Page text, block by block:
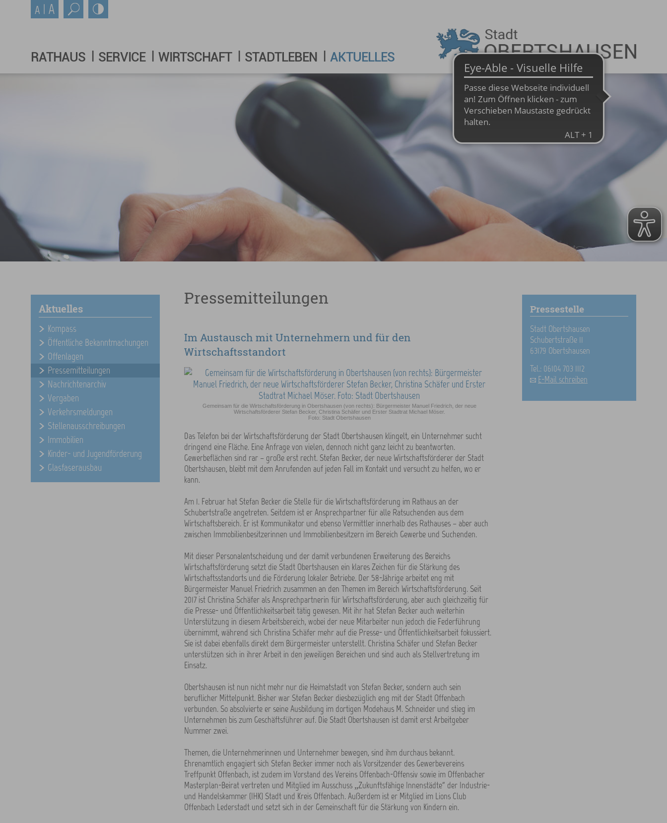
RATHAUS SERVICE WIRTSCHAFT STADTLEBEN AKTUELLES
Aktuelles
Kompass
Öffentliche Bekanntmachungen
Offenlagen
Pressemitteilungen
Nachrichtenarchiv
Vergaben
Verkehrsmeldungen
Stellenausschreibungen
Immobilien
Kinder- und Jugendförderung
Glasfaserausbau
Pressemitteilungen
Im Austausch mit Unternehmern und für den
Wirtschaftsstandort
Gemeinsam für die Wirtschaftsförderung in Obertshausen (von rechts): Bürgermeister Manuel Friedrich, der neue
Wirtschaftsförderer Stefan Becker, Christina Schäfer und Erster Stadtrat Michael Möser.
Foto: Stadt Obertshausen
Das Telefon bei der Wirtschaftsförderung der Stadt Obertshausen klingelt, ein Unternehmer sucht
dringend eine Fläche. Eine Anfrage von vielen, dennoch nicht ganz leicht zu beantworten.
Gewerbeflächen sind rar – große erst recht. Stefan Becker, der neue Wirtschaftsförderer der Stadt
Obertshausen, bleibt mit dem Anrufenden auf jeden Fall im Kontakt und versucht zu helfen, wo er
kann.
Am 1. Februar hat Stefan Becker die Stelle für die Wirtschaftsförderung im Rathaus an der
Schubertstraße angetreten. Seitdem ist er Ansprechpartner für alle Ratsuchenden aus dem
Wirtschaftsbereich. Er ist Kommunikator und ebenso Vermittler innerhalb des Rathauses – aber auch
zwischen Immobilienbesitzerinnen und Immobilienbesitzern im Bereich Gewerbe und Suchenden.
Mit dieser Personalentscheidung und der damit verbundenen Erweiterung des Bereichs
Wirtschaftsförderung setzt die Stadt Obertshausen ein klares Zeichen für die Stärkung des
Wirtschaftsstandorts und die Förderung lokaler Betriebe. Der 58-Jährige arbeitet eng mit
Bürgermeister Manuel Friedrich zusammen an den Themen im Bereich Wirtschaftsförderung. Seit
2017 ist Christina Schäfer als Ansprechpartnerin für Wirtschaftsförderung, aber auch gleichzeitig für
die Presse- und Öffentlichkeitsarbeit tätig gewesen. Mit ihr hat Stefan Becker auch weiterhin
Unterstützung in diesem Arbeitsbereich, wobei der neue Mitarbeiter nun jedoch die Federführung
übernimmt, während sich Christina Schäfer mehr auf die Presse- und Öffentlichkeitsarbeit fokussiert.
Sie ist dabei ebenfalls direkt dem Bürgermeister unterstellt. Christina Schäfer und Stefan Becker
unterstützen sich in ihrer Arbeit in den jeweiligen Bereichen und sind auch als Stellvertretung im
Einsatz.
Obertshausen ist nun nicht mehr nur die Heimatstadt von Stefan Becker, sondern auch sein
beruflicher Mittelpunkt. Bisher war Stefan Becker diesbezüglich eng mit der Stadt Offenbach
verbunden. So absolvierte er seine Ausbildung im dortigen Modehaus M. Schneider und stieg im
Unternehmen bis zum Geschäftsführer auf. Die Stadt Obertshausen ist damit erst Arbeitgeber
Nummer zwei.
Themen, die Unternehmerinnen und Unternehmer bewegen, sind ihm durchaus bekannt.
Ehrenamtlich engagiert sich Stefan Becker immer noch als Vorsitzender des Gewerbevereins
Treffpunkt Offenbach, ist zudem im Vorstand des Vereins Offenbach-Offensiv sowie im Offenbacher
Masterplan-Beirat vertreten und Mitglied im Ausschuss „Zukunftsfähige Innenstädte“ der Industrie-
und Handelskammer (IHK) Stadt und Kreis Offenbach. Außerdem ist er Mitglied im Lions Club
Offenbach Lederstadt und setzt sich in der Gemeinschaft für die Stärkung von Kindern ein.
Pressestelle
Stadt Obertshausen
Schubertstraße 11
63179 Obertshausen
Tel.: 06104 703 1112
E-Mail schreiben